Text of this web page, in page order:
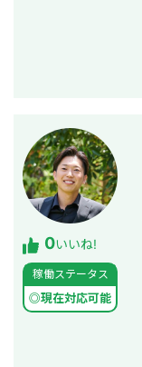
0いいね!
稼働ステータス
◎現在対応可能